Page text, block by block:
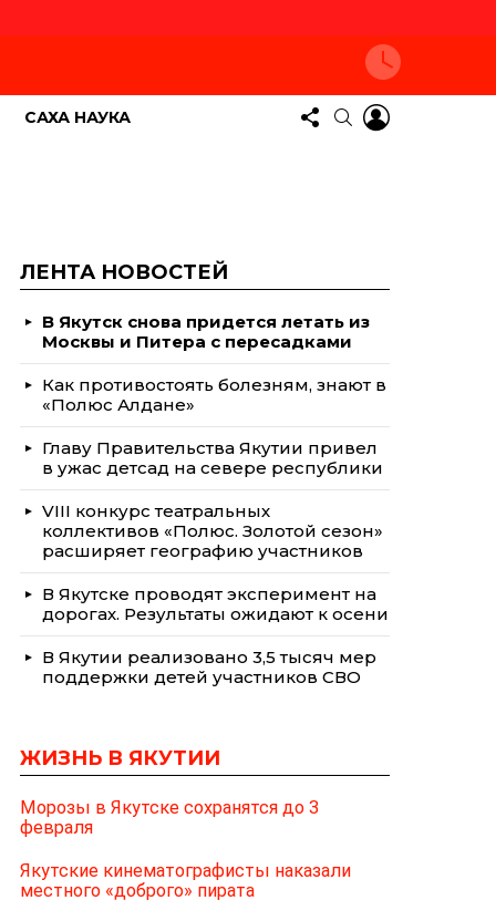
САХА НАУКА
СЛЕДУЙТЕ
ПОИСК
ЛЕНТА НОВОСТЕЙ
В Якутск снова придется летать из
Москвы и Питера с пересадками
Как противостоять болезням, знают в
«Полюс Алдане»
Главу Правительства Якутии привел
в ужас детсад на севере республики
VIII конкурс театральных
коллективов «Полюс. Золотой сезон»
расширяет географию участников
В Якутске проводят эксперимент на
дорогах. Результаты ожидают к осени
В Якутии реализовано 3,5 тысяч мер
поддержки детей участников СВО
ЖИЗНЬ В ЯКУТИИ
Морозы в Якутске сохранятся до 3
февраля
Якутские кинематографисты наказали
местного «доброго» пирата